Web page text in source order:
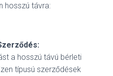
hosszú távra:
a hosszú távú bérleti
típusú szerződések